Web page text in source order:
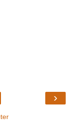
›